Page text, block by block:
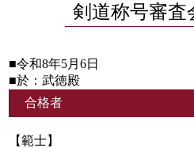
剣道称号審査
■令和8年5月6日
■於：武徳殿
合格者
【範士】